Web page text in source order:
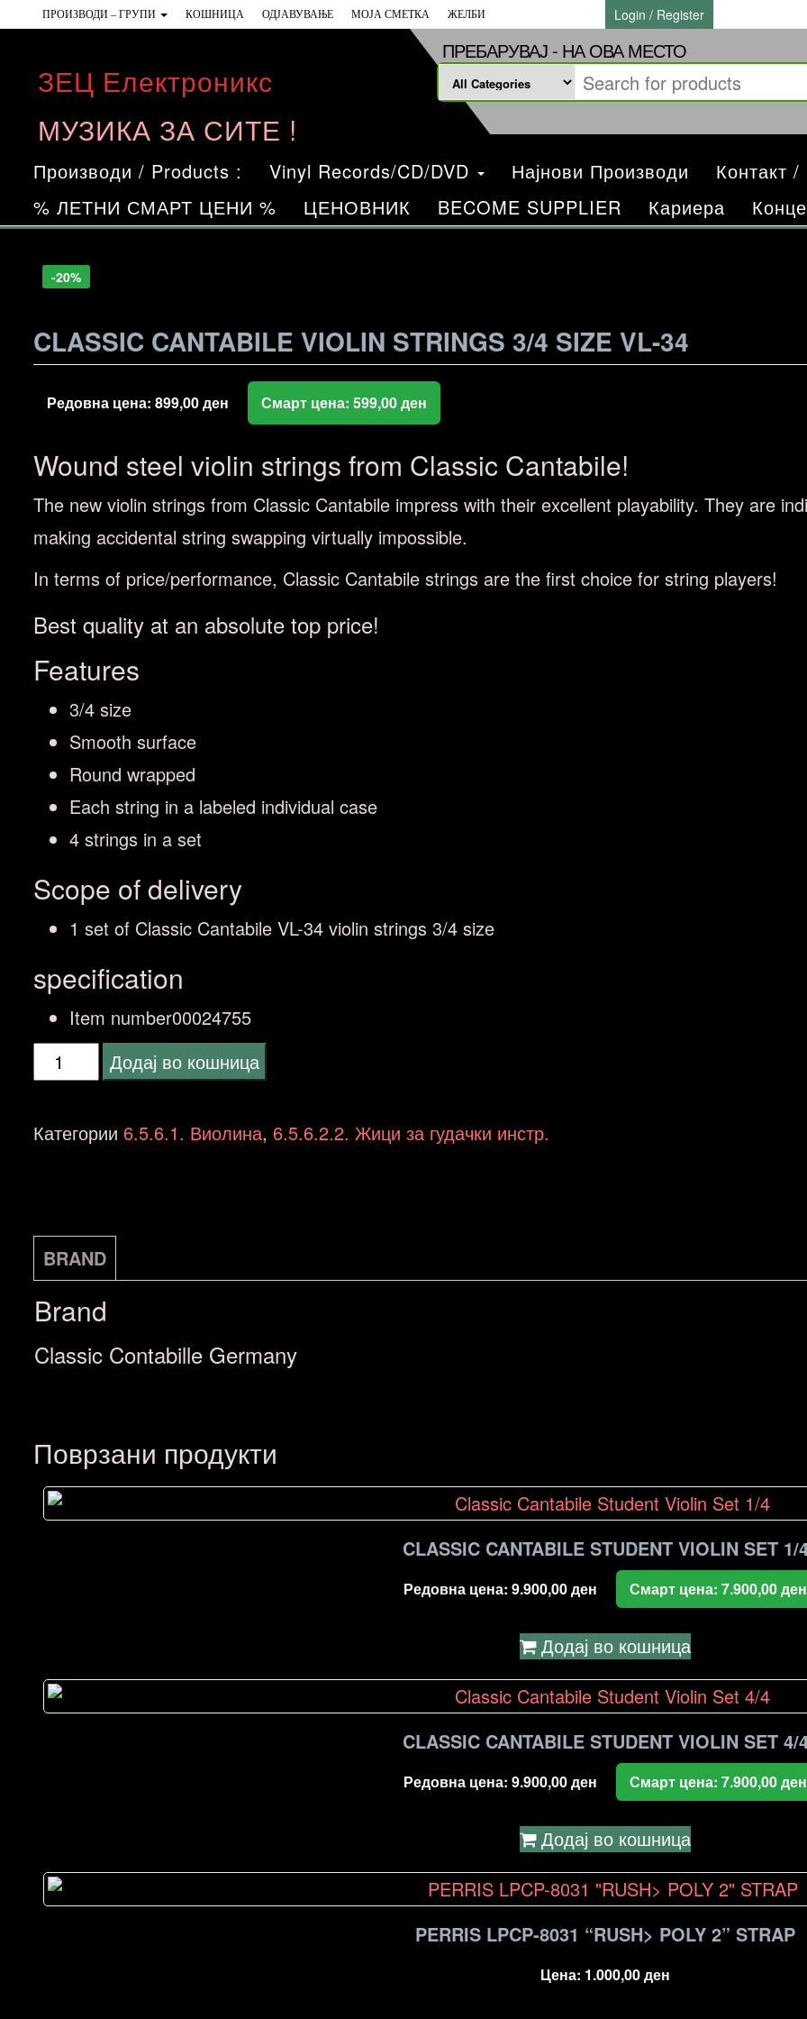
to
content
ПРОИЗВОДИ – ГРУПИ КОШНИЦА ОДЈАВУВАЊЕ МОЈА СМЕТКА ЖЕЛБИ Login / Register
ЗЕЦ Електроникс
МУЗИКА ЗА СИТЕ !
ПРЕБАРУВАЈ - НА ОВА МЕСТО
Производи / Products : Vinyl Records/CD/DVD Најнови Производи
Контакт
% ЛЕТНИ СМАРТ ЦЕНИ %
ЦЕНОВНИК BECOME SUPPLIER Кариера
-33%
CLASSIC CANTABILE VIOLIN STRINGS 3/4 SIZE VL-34
Редовна цена: 899,00ден Смарт цена: 599,00ден
Wound steel violin strings from Classic Cantabile!
The new violin strings from Classic Cantabile impress with their excellent playability. They are
making accidental string swapping virtually impossible.
In terms of price/performance, Classic Cantabile strings are the first choice for string players!
Best quality at an absolute top price!
Features
3/4 size
Smooth surface
Round wrapped
Each string in a labeled individual case
4 strings in a set
Scope of delivery
1 set of Classic Cantabile VL-34 violin strings 3/4 size
specification
Item number00024755
Classic
Violin
VL-
34
количина
Додај во кошница
Категории 6.5.6.1. Виолина, 6.5.6.2.2. Жици за гудачки инстр.
BRAND
Brand
Classic Contabille Germany
Поврзани продукти
-20%
CLASSIC CANTABILE STUDENT VIOLIN SET 1/
Редовна цена: 9.900,00ден Смарт цена: 7.900,00ден
Додај во кошница
-20%
CLASSIC CANTABILE STUDENT VIOLIN SET 4/
Редовна цена: 9.900,00ден Смарт цена: 7.900,00ден
Додај во кошница
PERRIS LPCP-8031 “RUSH> POLY 2” STRAP
Цена: 1.000,00ден
-20%